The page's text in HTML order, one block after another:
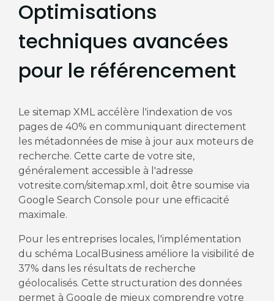
Optimisations
techniques avancées
pour le référencement
Le sitemap XML accélère l'indexation de vos
pages de 40% en communiquant directement
les métadonnées de mise à jour aux moteurs de
recherche. Cette carte de votre site,
généralement accessible à l'adresse
votresite.com/sitemap.xml, doit être soumise via
Google Search Console pour une efficacité
maximale.
Pour les entreprises locales, l'implémentation
du schéma LocalBusiness améliore la visibilité de
37% dans les résultats de recherche
géolocalisés. Cette structuration des données
permet à Google de mieux comprendre votre